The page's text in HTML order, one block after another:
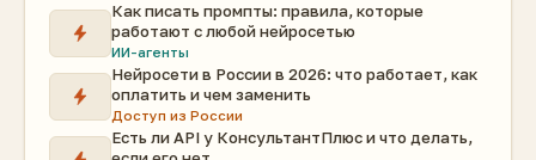
Как писать промпты: правила, которые
работают с любой нейросетью
ИИ-агенты
Нейросети в России в 2026: что работает, как
оплатить и чем заменить
Доступ из России
Есть ли API у КонсультантПлюс и что делать,